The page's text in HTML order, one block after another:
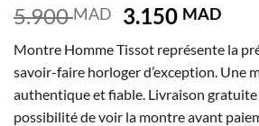
5.900MAD
Le
initial
était :
5.900 MAD.
3.150 MADLe
est :
Montre Homme Tissot représente la
savoir-faire horloger d’exception. Une
authentique et fiable. Livraison
possibilité de voir la montre avant